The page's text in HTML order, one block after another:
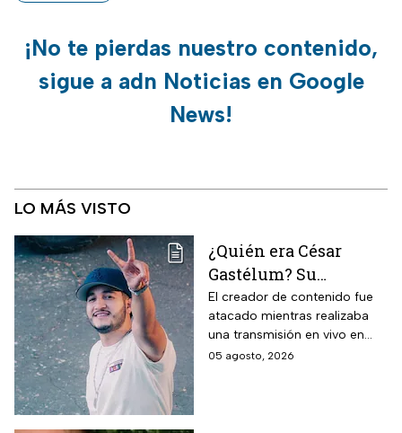
¡No te pierdas nuestro contenido,
sigue a adn Noticias en Google
News!
LO MÁS VISTO
¿Quién era César
Gastélum? Su
asesinato revive la
violencia contra
influencers en
Sinaloa y la lista de
El creador de contenido fue
atacado mientras realizaba
una transmisión en vivo en
Culiacán. Su caso vuelve a
05 agosto, 2026